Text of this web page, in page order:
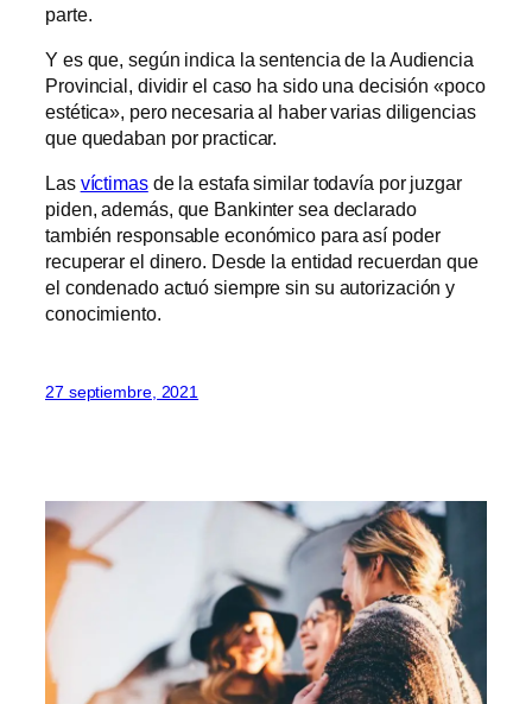
parte.
Y es que, según indica la sentencia de la Audiencia
Provincial, dividir el caso ha sido una decisión «poco
estética», pero necesaria al haber varias diligencias
que quedaban por practicar.
Las víctimasde la estafa similar todavía por juzgar
piden, además, que Bankinter sea declarado
también responsable económico para así poder
recuperar el dinero. Desde la entidad recuerdan que
el condenado actuó siempre sin su autorización y
conocimiento.
27 septiembre, 2021